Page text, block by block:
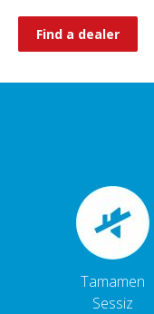
Find a dealer
Tamamen
Sessiz